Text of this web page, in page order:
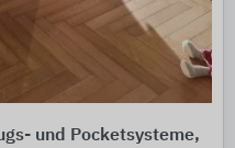
und Pocketsysteme,